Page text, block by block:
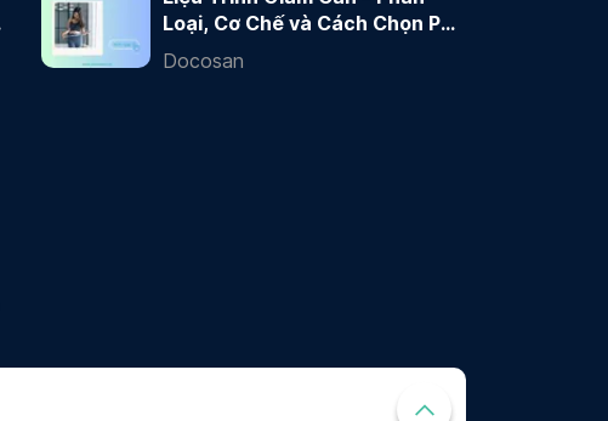
Loại, Cơ Chế và Cách Chọn Phù
Hợp
Docosan